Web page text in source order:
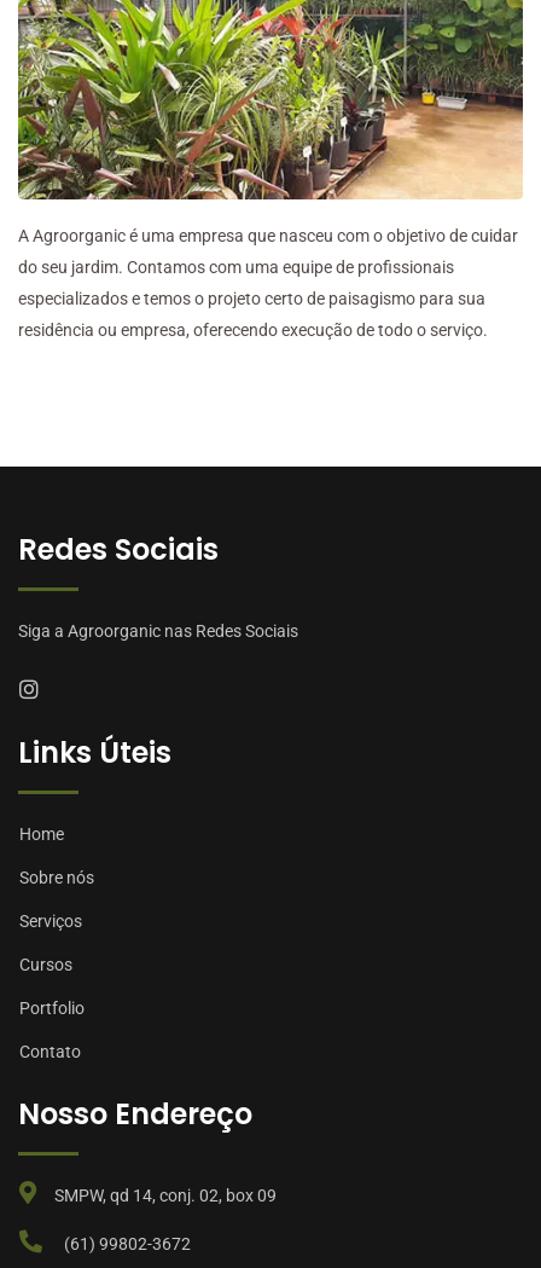
A Agroorganic é uma empresa que nasceu com o objetivo de cuidar
do seu jardim. Contamos com uma equipe de profissionais
especializados e temos o projeto certo de paisagismo para sua
residência ou empresa, oferecendo execução de todo o serviço.
Redes Sociais
Siga a Agroorganic nas Redes Sociais
Links Úteis
Home
Sobre nós
Serviços
Cursos
Portfolio
Contato
Nosso Endereço
SMPW, qd 14, conj. 02, box 09
(61) 99802-3672